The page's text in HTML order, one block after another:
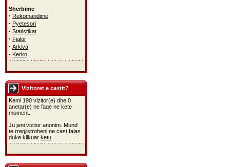
Sherbime
· Rekomandime
· Pyetesori
· Statistikat
· Fjalor
· Arkiva
· Kerko
Vizitoret e castit?
Kemi 190 vizitor(e) dhe 0
anetar(e) ne faqe ne kete
moment.
Ju jeni vizitor anonim. Mund
te rregjistroheni ne cast falas
duke klikuar ketu